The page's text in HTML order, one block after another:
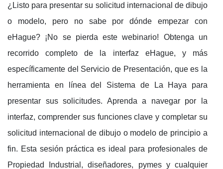
¿Listo para presentar su solicitud internacional de dibujo
o modelo, pero no sabe por dónde empezar con
eHague? ¡No se pierda este webinario! Obtenga un
recorrido completo de la interfaz eHague, y más
específicamente del Servicio de Presentación, que es la
herramienta en línea del Sistema de La Haya para
presentar sus solicitudes. Aprenda a navegar por la
interfaz, comprender sus funciones clave y completar su
solicitud internacional de dibujo o modelo de principio a
fin. Esta sesión práctica es ideal para profesionales de
Propiedad Industrial, diseñadores, pymes y cualquier